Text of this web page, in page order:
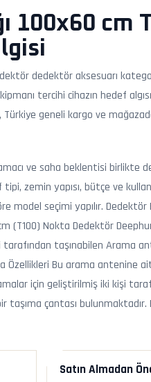
100x60 cm
dedektör aksesuarı
tercihi cihazın hedef
geneli kargo ve
ve saha beklentisi birlikte
zemin yapısı, bütçe ve
seçimi yapılır. Dedektör
(T100) Nokta Dedektör
taşınabilen Arama
Özellikleri Bu arama antenine
için geliştirilmiş iki kişi
çantası bulunmaktadır.
Satın Almadan